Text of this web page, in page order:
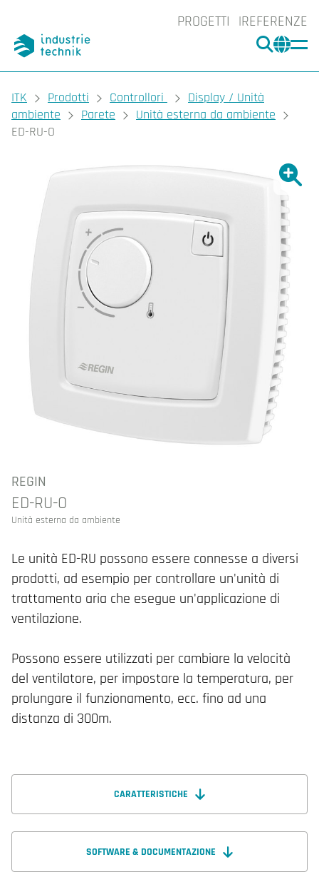
PROGETTI REFERENZE
CERCA
You are here:
ITK Prodotti Controllori
Display / Unità
ambiente
Parete
Unità esterna da ambiente
ED-RU-O
REGIN
ED-RU-O
Unità esterna da ambiente
Le unità ED-RU possono essere connesse a diversi
prodotti, ad esempio per controllare un'unità di
trattamento aria che esegue un'applicazione di
ventilazione.
Possono essere utilizzati per cambiare la velocità
del ventilatore, per impostare la temperatura, per
prolungare il funzionamento, ecc. fino ad una
distanza di 300m.
CARATTERISTICHE
SOFTWARE & DOCUMENTAZIONE